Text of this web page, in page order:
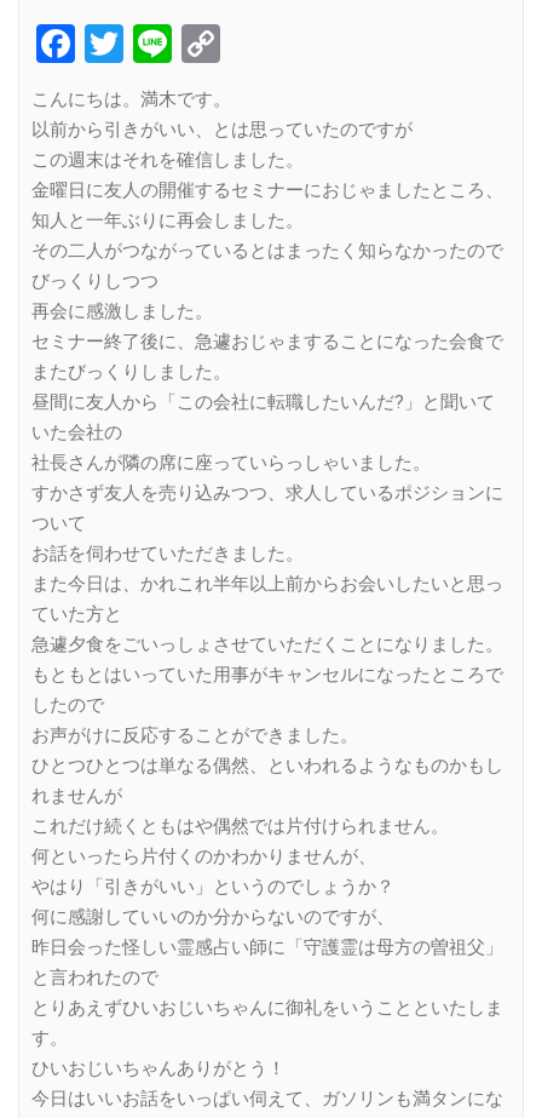
Facebook
Twitter
Line
こんにちは。満木です。
以前から引きがいい、とは思っていたのですが
この週末はそれを確信しました。
金曜日に友人の開催するセミナーにおじゃましたところ、
知人と一年ぶりに再会しました。
その二人がつながっているとはまったく知らなかったので
びっくりしつつ
再会に感激しました。
セミナー終了後に、急遽おじゃますることになった会食で
またびっくりしました。
昼間に友人から「この会社に転職したいんだ?」と聞いて
いた会社の
社長さんが隣の席に座っていらっしゃいました。
すかさず友人を売り込みつつ、求人しているポジションに
ついて
お話を伺わせていただきました。
また今日は、かれこれ半年以上前からお会いしたいと思っ
ていた方と
急遽夕食をごいっしょさせていただくことになりました。
もともとはいっていた用事がキャンセルになったところで
したので
お声がけに反応することができました。
ひとつひとつは単なる偶然、といわれるようなものかもし
れませんが
これだけ続くともはや偶然では片付けられません。
何といったら片付くのかわかりませんが、
やはり「引きがいい」というのでしょうか？
何に感謝していいのか分からないのですが、
昨日会った怪しい霊感占い師に「守護霊は母方の曽祖父」
と言われたので
とりあえずひいおじいちゃんに御礼をいうことといたしま
す。
ひいおじいちゃんありがとう！
今日はいいお話をいっぱい伺えて、ガソリンも満タンにな